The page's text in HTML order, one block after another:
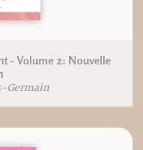
- Volume 2: Nouvelle
Germain